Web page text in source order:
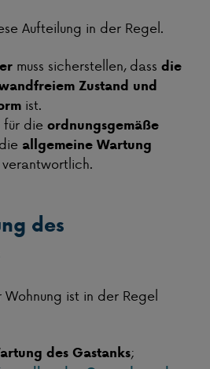
Aufteilung in der Regel.
muss sicherstellen, dass die
Zustand und
ist.
für die ordnungsgemäße
allgemeine Wartung
des
ist in der Regel
des Gastanks;